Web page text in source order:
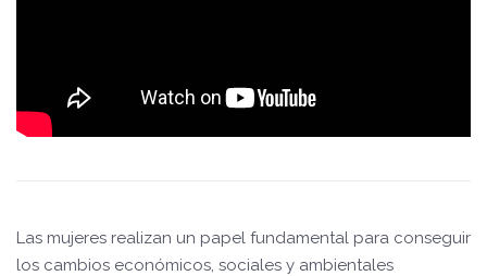
Las mujeres realizan un papel fundamental para conseguir
los cambios económicos, sociales y ambientales